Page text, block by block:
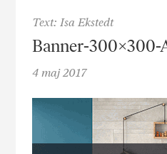
Text: Isa Ekstedt
Banner-
4 maj 2017